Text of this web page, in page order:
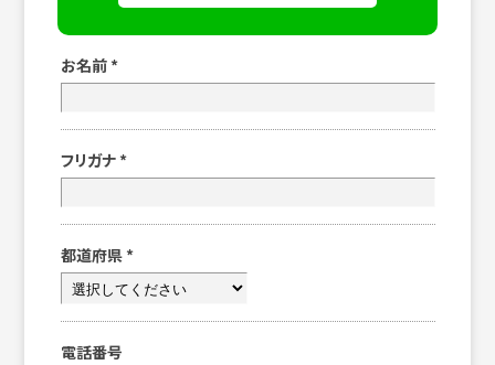
お名前 *
フリガナ *
都道府県 *
電話番号